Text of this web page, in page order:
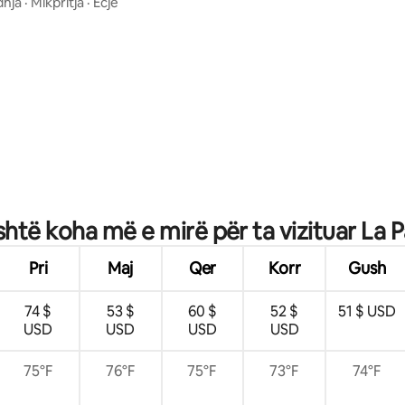
5, 51 vlerësime
koha më e mirë për ta vizituar La
Pri Maj Qer Korr Gush
74 $
USD
53 $
USD
60 $
USD
52 $
USD
51 $ USD
75°F 76°F 75°F 73°F 74°F